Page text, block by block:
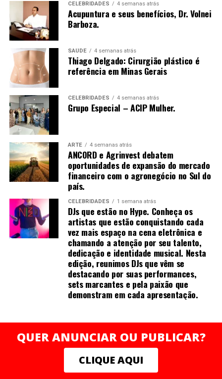
– Você imaginou que o Hard Itapema faria tanto
sucesso?
Desde que anunciamos a vinda do Hard Rock Cafe para
Itapema, uma grande expectativa tomou conta de toda
a região. Então, imaginávamos que seria um sucesso, mas
ainda assim superou todas as nossas previsões. Apenas
nos primeiros dois meses de funcionamento, mais de 70
mil pessoas passaram pelo HRC Itapema, um número
expressivo que demonstra que a unidade de Itapema já
nasceu sendo um verdadeiro sucesso.
Durante o encontro, um dos pilares centrais foi a
ruptura com padrões limitantes — um convite direto à
elite empreendedora para abandonar crenças obsoletas,
assumir o protagonismo absoluto da própria trajetória e
operar em um novo nível de consciência e resultados.
A filosofia do V8 Club se ancora na potência simbólica
do motor V8: precisão, força, consistência e máxima
performance. Uma analogia direta ao empresário
moderno que entende que sua mente, seu corpo e seu
negócio precisam operar em sintonia e alto rendimento.
CELEBRIDADES 4 semanas atrás
Acupuntura e seus benefícios, Dr. Volnei
Barboza.
SAÚDE 4 semanas atrás
Thiago Delgado: Cirurgião plástico é
referência em Minas Gerais
CELEBRIDADES 4 semanas atrás
Grupo Especial – ACIP Mulher.
ARTE 4 semanas atrás
ANCORD e Agrinvest debatem
oportunidades de expansão do mercado
financeiro com o agronegócio no Sul do
país.
CELEBRIDADES 1 semana atrás
DJs que estão no Hype. Conheça os
artistas que estão conquistando cada
vez mais espaço na cena eletrônica e
chamando a atenção por seu talento,
dedicação e identidade musical. Nesta
edição, reunimos DJs que vêm se
destacando por suas performances,
sets marcantes e pela paixão que
demonstram em cada apresentação.
QUER ANUNCIAR OU PUBLICAR?
CLIQUE AQUI